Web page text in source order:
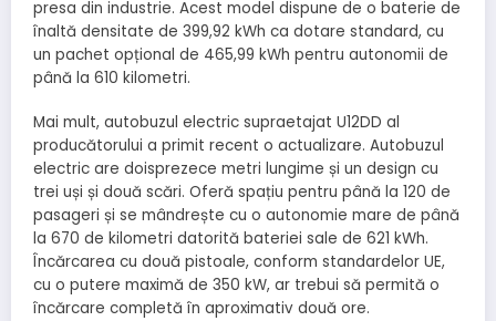
presa din industrie. Acest model dispune de o baterie de
înaltă densitate de 399,92 kWh ca dotare standard, cu
un pachet opțional de 465,99 kWh pentru autonomii de
până la 610 kilometri.
Mai mult, autobuzul electric supraetajat U12DD al
producătorului a primit recent o actualizare. Autobuzul
electric are doisprezece metri lungime și un design cu
trei uși și două scări. Oferă spațiu pentru până la 120 de
pasageri și se mândrește cu o autonomie mare de până
la 670 de kilometri datorită bateriei sale de 621 kWh.
Încărcarea cu două pistoale, conform standardelor UE,
cu o putere maximă de 350 kW, ar trebui să permită o
încărcare completă în aproximativ două ore.